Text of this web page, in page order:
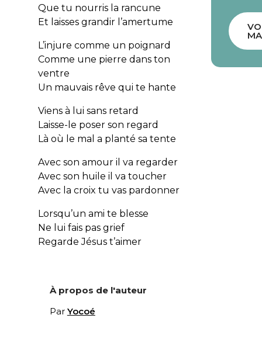
Que tu nourris la rancune
Et laisses grandir l’amertume
L’injure comme un poignard
Comme une pierre dans ton
ventre
Un mauvais rêve qui te hante
Viens à lui sans retard
Laisse-le poser son regard
Là où le mal a planté sa tente
Avec son amour il va regarder
Avec son huile il va toucher
Avec la croix tu vas pardonner
Lorsqu’un ami te blesse
Ne lui fais pas grief
Regarde Jésus t’aimer
À propos de l'auteur
Par Yocoé